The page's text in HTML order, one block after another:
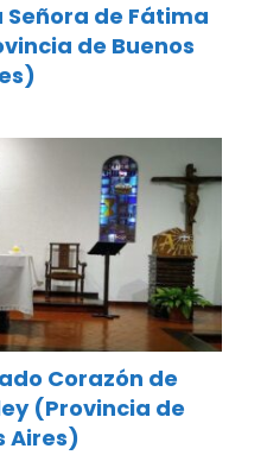
de Fátima
de Buenos
Corazón de
(Provincia de
Aires)